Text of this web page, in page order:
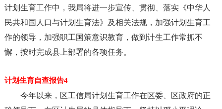
计划生育工作中，我局将进一步宣传、贯彻、落实《中华人
民共和国人口与计划生育法》及相关法规，加强计划生育工
作的领导，加强职工国策意识教育，做到计生工作常抓不
懈，按时完成县上部署的各项任务。
计划生育自查报告4
今年以来，区工信局计划生育工作在区委、区政府的正